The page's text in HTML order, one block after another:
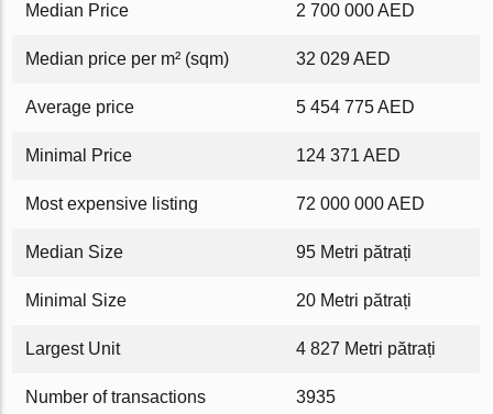
Median Price 2 700 000 AED
Median price per m² (sqm) 32 029 AED
Average price 5 454 775 AED
Minimal Price 124 371 AED
Most expensive listing 72 000 000 AED
Median Size 95 Metri pătrați
Minimal Size 20 Metri pătrați
Largest Unit 4 827 Metri pătrați
Number of transactions 3935